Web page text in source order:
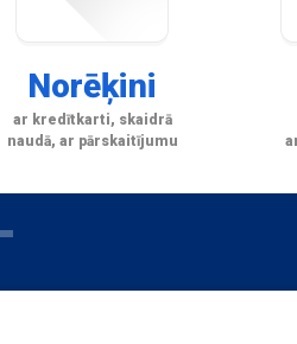
Norēķini
ar kredītkarti, skaidrā
naudā, ar pārskaitījumu